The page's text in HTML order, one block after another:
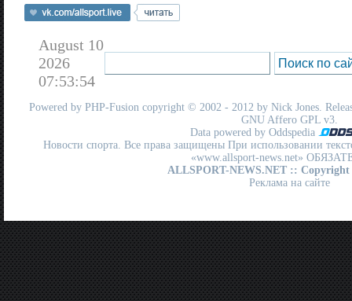
August 10
2026
07:53:54
Powered by PHP-Fusion copyright © 2002 - 2012 by Nick Jones.
GNU Affero GPL v3.
Data powered by Oddspedia
Новости спорта. Все права защищены При использовании
«www.allsport-news.net»
ALLSPORT-NEWS.NET :: Copyright
Реклама на сайте